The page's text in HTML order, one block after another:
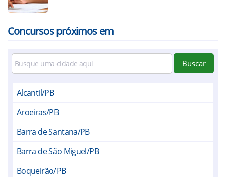
Concursos próximos em
Buscar
Alcantil/PB
Aroeiras/PB
Barra de Santana/PB
Barra de São Miguel/PB
Boqueirão/PB